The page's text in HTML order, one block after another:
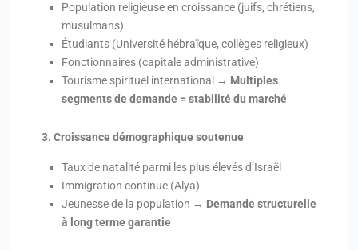
Population religieuse en croissance (juifs, chrétiens,
musulmans)
Étudiants (Université hébraïque, collèges religieux)
Fonctionnaires (capitale administrative)
Tourisme spirituel international → Multiples
segments de demande = stabilité du marché
3. Croissance démographique soutenue
Taux de natalité parmi les plus élevés d’Israël
Immigration continue (Alya)
Jeunesse de la population → Demande structurelle
à long terme garantie